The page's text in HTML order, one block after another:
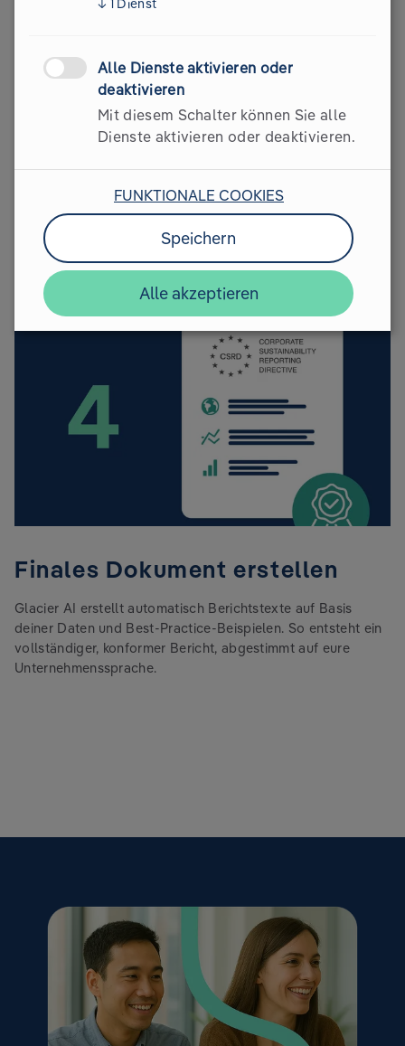
Texte & Antworten generieren
Ergänze automatisiert alle fehlenden Daten, während du
den Fortschritt im Blick behältst. Glacier AI hilft dir, alle
Finales Dokument erstellen
Glacier AI erstellt automatisch Berichtstexte auf Basis
deiner Daten und Best-Practice-Beispielen. So entsteht ein
vollständiger, konformer Bericht, abgestimmt auf eure
Unternehmenssprache.
↓ 1 Dienst
Alle Dienste aktivieren oder
deaktivieren
Mit diesem Schalter können Sie alle
Dienste aktivieren oder deaktivieren.
FUNKTIONALE COOKIES
Speichern
Alle akzeptieren